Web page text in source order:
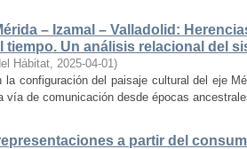
– Izamal – Valladolid:
tiempo. Un análisis relacional del
Hábitat, 2025-04-01)
la configuración del paisaje cultural del eje
vía de comunicación desde épocas
a partir del